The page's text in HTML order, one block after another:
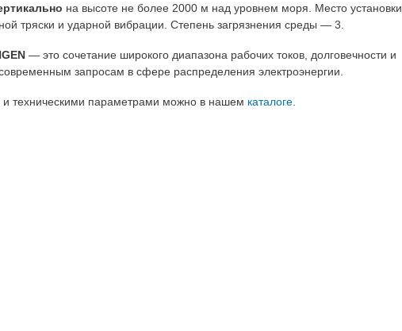
на высоте не более 2000 м над уровнем моря. Место установки
тряски и ударной вибрации. Степень загрязнения среды — 3.
— это сочетание широкого диапазона рабочих токов, долговечности и
запросам в сфере распределения электроэнергии.
техническими параметрами можно в нашем каталоге